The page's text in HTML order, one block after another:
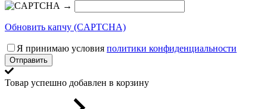
→
Обновить капчу (CAPTCHA)
Я принимаю условия политики конфиденциальности
Отправить
Товар успешно добавлен в корзину